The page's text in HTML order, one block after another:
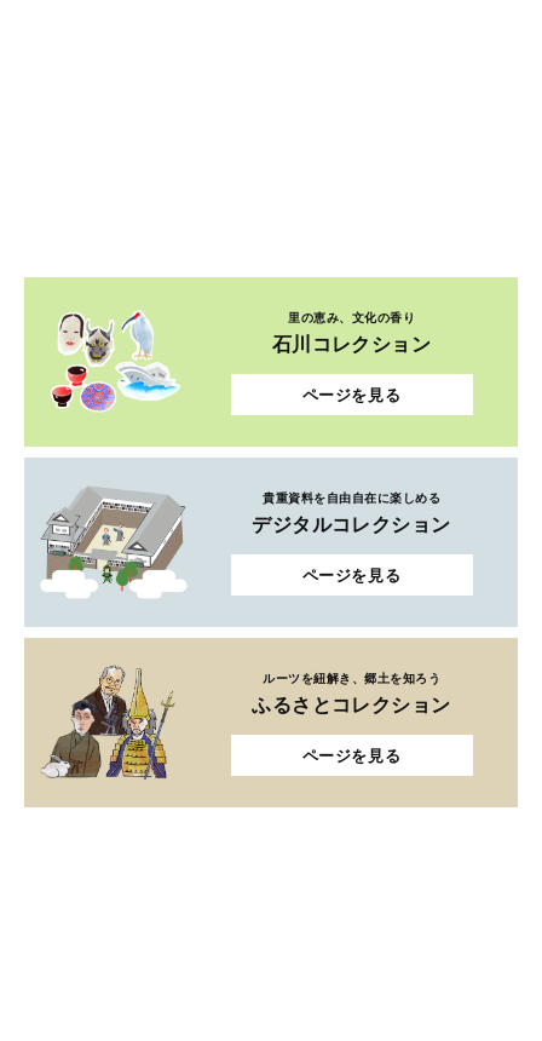
貴重資料を自由自在に楽しめる
デジタルコレクション
ページを見る
ルーツを紐解き、郷土を知ろう
ふるさとコレクション
ページを見る